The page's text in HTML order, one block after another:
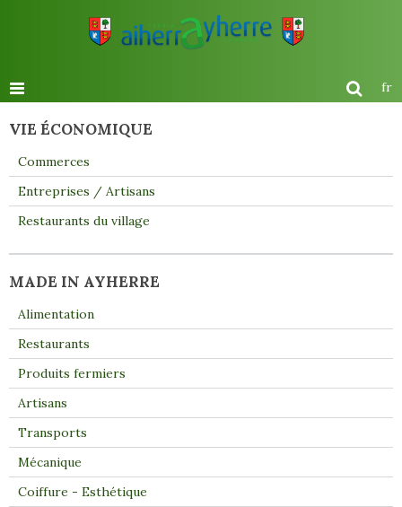
fr
VIE ÉCONOMIQUE
Commerces
Entreprises / Artisans
Restaurants du village
MADE IN AYHERRE
Alimentation
Restaurants
Produits fermiers
Artisans
Transports
Mécanique
Coiffure - Esthétique